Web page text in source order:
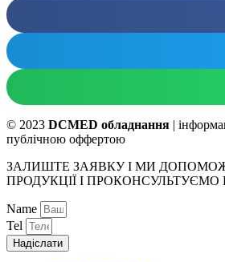
© 2023 DCMED обладнання |
публічною оффертою
ЗАЛИШТЕ ЗАЯВКУ І МИ
ПРОДУКЦІЇ І ПРОКОНСУЛЬТУЄМО
Name
Tel
Надіслати